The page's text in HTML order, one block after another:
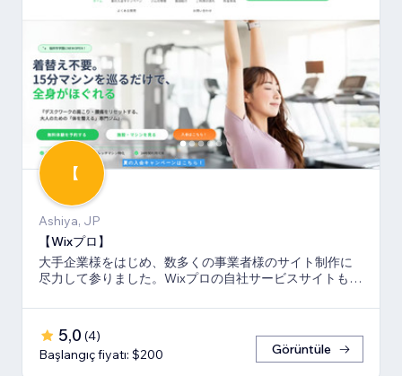
【
Ashiya, JP
【Wixプロ】
大手企業様をはじめ、数多くの事業者様のサイト制作に
尽力して参りました。Wixプロの自社サービスサイトも多
5,0 (4)
Başlangıç fiyatı: $200
Görüntüle